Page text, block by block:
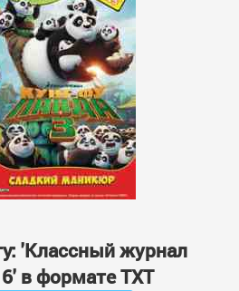
'Классный журнал
в формате TXT